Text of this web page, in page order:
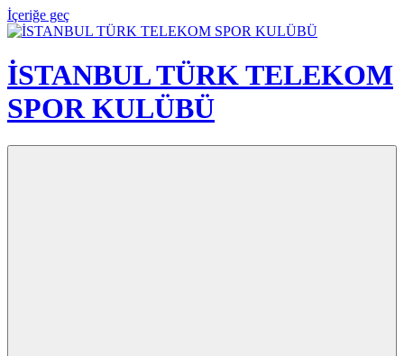
İçeriğe geç
İSTANBUL TÜRK TELEKOM
SPOR KULÜBÜ